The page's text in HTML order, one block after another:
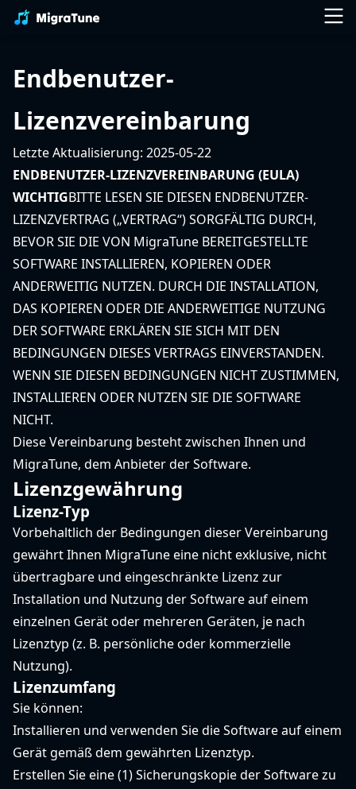
Endbenutzer-
Lizenzvereinbarung
Letzte Aktualisierung: 2025-05-22
ENDBENUTZER-LIZENZVEREINBARUNG (EULA)
WICHTIGBITTE LESEN SIE DIESEN ENDBENUTZER-
LIZENZVERTRAG („VERTRAG“) SORGFÄLTIG DURCH,
BEVOR SIE DIE VON MigraTune BEREITGESTELLTE
SOFTWARE INSTALLIEREN, KOPIEREN ODER
ANDERWEITIG NUTZEN. DURCH DIE INSTALLATION,
DAS KOPIEREN ODER DIE ANDERWEITIGE NUTZUNG
DER SOFTWARE ERKLÄREN SIE SICH MIT DEN
BEDINGUNGEN DIESES VERTRAGS EINVERSTANDEN.
WENN SIE DIESEN BEDINGUNGEN NICHT ZUSTIMMEN,
INSTALLIEREN ODER NUTZEN SIE DIE SOFTWARE
NICHT.
Diese Vereinbarung besteht zwischen Ihnen und
MigraTune, dem Anbieter der Software.
Lizenzgewährung
Lizenz-Typ
Vorbehaltlich der Bedingungen dieser Vereinbarung
gewährt Ihnen MigraTune eine nicht exklusive, nicht
übertragbare und eingeschränkte Lizenz zur
Installation und Nutzung der Software auf einem
einzelnen Gerät oder mehreren Geräten, je nach
Lizenztyp (z. B. persönliche oder kommerzielle
Nutzung).
Lizenzumfang
Sie können:
Installieren und verwenden Sie die Software auf einem
Gerät gemäß dem gewährten Lizenztyp.
Erstellen Sie eine (1) Sicherungskopie der Software zu